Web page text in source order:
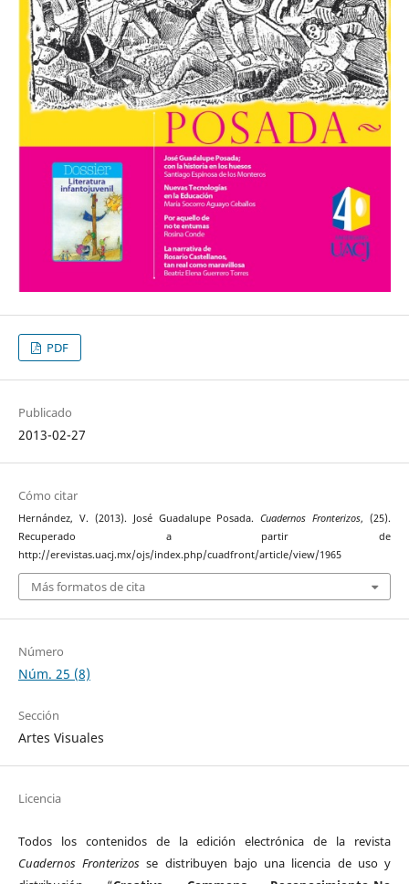
PDF
Publicado
2013-02-27
Cómo citar
Hernández, V. (2013). José Guadalupe Posada.Cuadernos Fronterizos, (25).
Recuperado a partir de
http://erevistas.uacj.mx/ojs/index.php/cuadfront/article/view/1965
Más formatos de cita
Número
Núm. 25 (8)
Sección
Artes Visuales
Licencia
Todos los contenidos de la edición electrónica de la revista
Cuadernos Fronterizos se distribuyen bajo una licencia de uso y